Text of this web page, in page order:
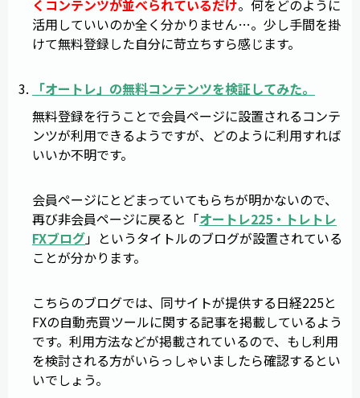
くコンテンツが並べられているだけ。何をどのように
活用していいのか全く分かりません…。少し手間を掛
けて無料登録した自分に苛立ちすら感じます。
「オートレ」の無料コンテンツを検証してみた。
無料登録を行うことで会員ページに設置されるコンテ
ンツが利用できるようですが、どのように利用すれば
いいか不明です。
会員ページにとどまっていてもらちが明かないので、
再び非会員ページに戻ると「オートレ225・トレトレ
FXブログ」というタイトルのブログが設置されている
ことが分かります。
こちらのブログでは、同サイトが提供する日経225と
FXの自動売買ツールに関する記事を掲載しているよう
です。利用方法などが掲載されているので、もし利用
を検討される方がいらっしゃいましたら確認するとい
いでしょう。